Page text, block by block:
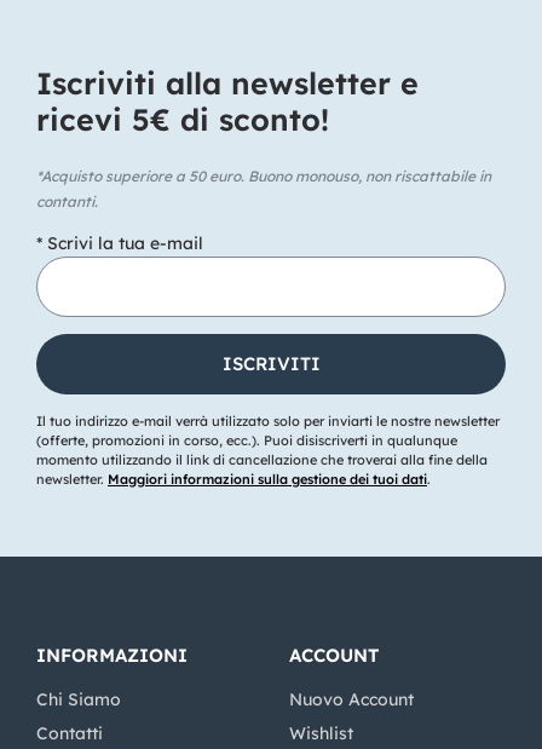
Iscriviti alla newsletter e
ricevi 5€ di sconto!​
*Acquisto superiore a 50 euro. Buono monouso, non riscattabile in
contanti.
* Scrivi la tua e-mail
Il tuo indirizzo e-mail verrà utilizzato solo per inviarti le nostre newsletter
(offerte, promozioni in corso, ecc.). Puoi disiscriverti in qualunque
momento utilizzando il link di cancellazione che troverai alla fine della
newsletter. Maggiori informazioni sulla gestione dei tuoi dati.
INFORMAZIONI
Chi Siamo
Contatti
ACCOUNT
Nuovo Account
Wishlist